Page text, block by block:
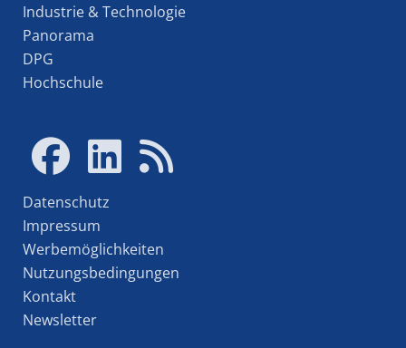
Industrie & Technologie
Panorama
DPG
Hochschule
Datenschutz
Impressum
Werbemöglichkeiten
Nutzungsbedingungen
Kontakt
Newsletter